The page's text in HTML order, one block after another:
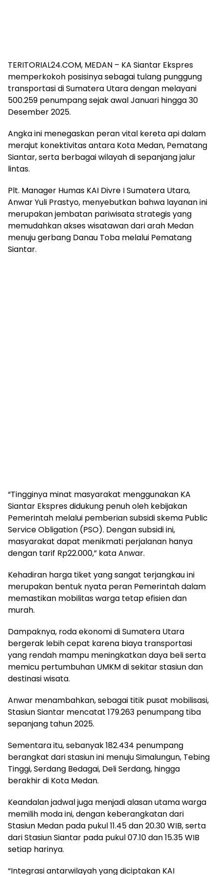
TERITORIAL24.COM, MEDAN – KA Siantar Ekspres
memperkokoh posisinya sebagai tulang punggung
transportasi di Sumatera Utara dengan melayani
500.259 penumpang sejak awal Januari hingga 30
Desember 2025.
Angka ini menegaskan peran vital kereta api dalam
merajut konektivitas antara Kota Medan, Pematang
Siantar, serta berbagai wilayah di sepanjang jalur
lintas.
Plt. Manager Humas KAI Divre I Sumatera Utara,
Anwar Yuli Prastyo, menyebutkan bahwa layanan ini
merupakan jembatan pariwisata strategis yang
memudahkan akses wisatawan dari arah Medan
menuju gerbang Danau Toba melalui Pematang
Siantar.
“Tingginya minat masyarakat menggunakan KA
Siantar Ekspres didukung penuh oleh kebijakan
Pemerintah melalui pemberian subsidi skema Public
Service Obligation (PSO). Dengan subsidi ini,
masyarakat dapat menikmati perjalanan hanya
dengan tarif Rp22.000,” kata Anwar.
Kehadiran harga tiket yang sangat terjangkau ini
merupakan bentuk nyata peran Pemerintah dalam
memastikan mobilitas warga tetap efisien dan
murah.
Dampaknya, roda ekonomi di Sumatera Utara
bergerak lebih cepat karena biaya transportasi
yang rendah mampu meningkatkan daya beli serta
memicu pertumbuhan UMKM di sekitar stasiun dan
destinasi wisata.
Anwar menambahkan, sebagai titik pusat mobilisasi,
Stasiun Siantar mencatat 179.263 penumpang tiba
sepanjang tahun 2025.
Sementara itu, sebanyak 182.434 penumpang
berangkat dari stasiun ini menuju Simalungun, Tebing
Tinggi, Serdang Bedagai, Deli Serdang, hingga
berakhir di Kota Medan.
Keandalan jadwal juga menjadi alasan utama warga
memilih moda ini, dengan keberangkatan dari
Stasiun Medan pada pukul 11.45 dan 20.30 WIB, serta
dari Stasiun Siantar pada pukul 07.10 dan 15.35 WIB
setiap harinya.
“Integrasi antarwilayah yang diciptakan KAI